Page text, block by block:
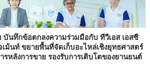
บันทึกข้อตกลงความร่วมมือกับ ทีวีเอส เอสซี
เม้นท์ ขยายพื้นที่จัดเก็บอะไหล่เชิงยุทธศาสตร์
หลังการขาย รองรับการเติบโตของยานยนต์